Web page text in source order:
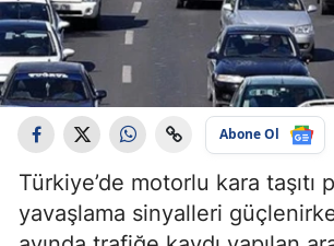
Abone Ol
Türkiye’de motorlu kara taşıtı
yavaşlama sinyalleri